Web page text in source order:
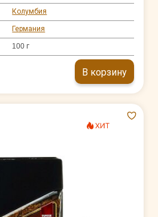
Колумбия
Германия
100 г
В корзину